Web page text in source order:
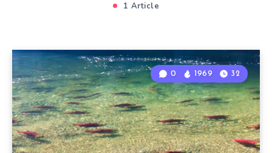
1 Article
0 1969 32